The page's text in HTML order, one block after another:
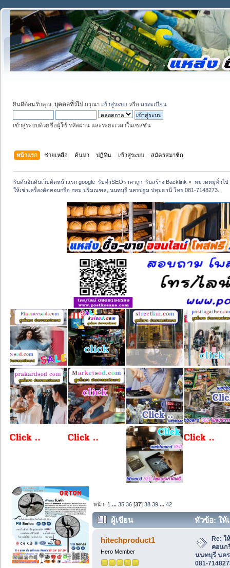
ยินดีต้อนรับคุณ, บุคคลทั่วไป กรุณา เข้าสู่ระบบ หรือ ลงทะเบียน
เข้าสู่ระบบด้วยชื่อผู้ใช้ รหัสผ่าน และระยะเวลาในเซสชั่น
หน้าแรก ช่วยเหลือ ค้นหา ปฏิทิน เข้าสู่ระบบ สมัครสมาชิก
รับดันอันดับเว็บติดหน้าแรก google  รับทำSEOราคาถูก  รับสร้าง Backlink » หมวดหมู่ทั่วไป
ให้เช่าเครื่องตัดคอนกรีต กทม ปริมณฑล, นนทบุรี นครปฐม ปทุมธานี โทร 081-7148273.
หน้า: 1 ...35 36 [37]38 39 ...42
ผู้เขียน
หัวข้อ: ให้
นนทบุรี นครปฐม ปทุมธานี โทร 081-
hitechproduct1
Hero Member
Re: ใ
คอนก
นนทบุรี นค
081-